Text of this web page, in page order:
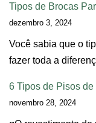
Tipos de Brocas
dezembro 3, 2024
Você sabia que o
fazer toda a
6 Tipos de Pisos
novembro 28, 2024